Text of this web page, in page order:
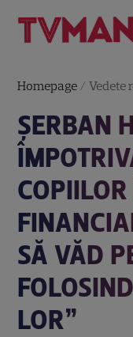
Homepage /Vedete
ȘERBAN
SĂ VĂD
LOR”